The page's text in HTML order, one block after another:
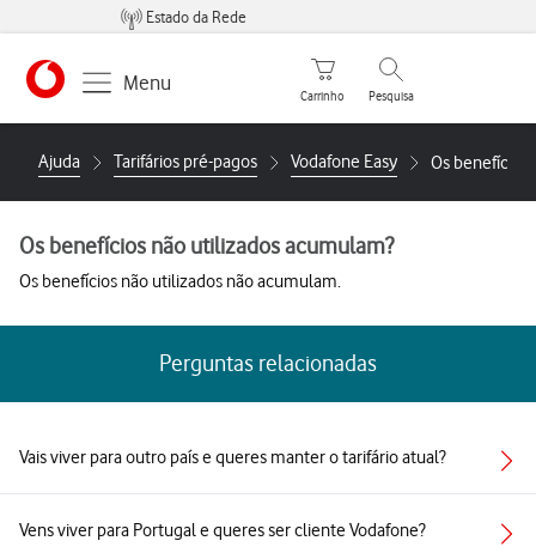
Estado da Rede
https://www.vodafone.pt
Menu
Carrinho de compras
Carrinho
Pesquisar
Pesquisa
Ajuda Tarifários pré-pagos Vodafone Easy Os benefícios
Os benefícios não utilizados acumulam?
Os benefícios não utilizados não acumulam.
Perguntas relacionadas
Vais viver para outro país e queres manter o tarifário atual?
Vens viver para Portugal e queres ser cliente Vodafone?